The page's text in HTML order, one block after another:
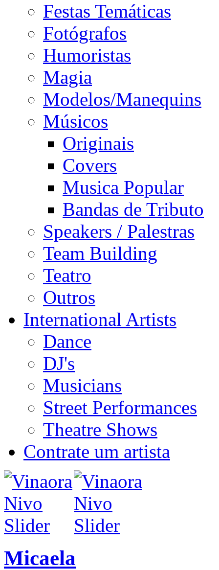
Festas Temáticas
Fotógrafos
Humoristas
Magia
Modelos/Manequins
Músicos
Originais
Covers
Musica Popular
Bandas de Tributo
Speakers / Palestras
Team Building
Teatro
Outros
International Artists
Dance
DJ's
Musicians
Street Performances
Theatre Shows
Contrate um artista
Micaela